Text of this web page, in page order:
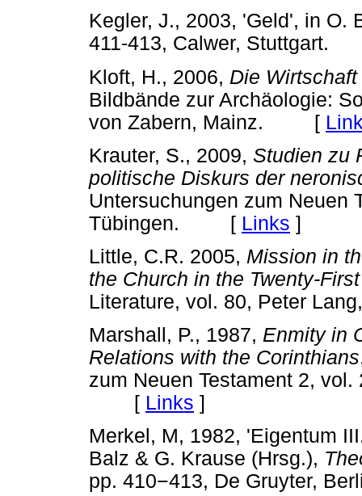
Kegler, J., 2003, 'Geld', in O.
411-413, Calwer,
Kloft, H., 2006, Die
Bildbände zur Archäologie:
von Zabern, Mainz. [
Krauter, S., 2009, Studien zu
politische Diskurs der
Untersuchungen zum Neuen
Tübingen. [ Links ]
Little, C.R. 2005, Mission in
the Church in the Twenty-
Literature, vol. 80, Peter
Marshall, P., 1987, Enmity in
Relations with the Corinthians
zum Neuen Testament 2,
[ Links ]
Merkel, M, 1982, 'Eigentum
Balz & G. Krause (Hrsg.),
pp. 410−413, De Gruyter,